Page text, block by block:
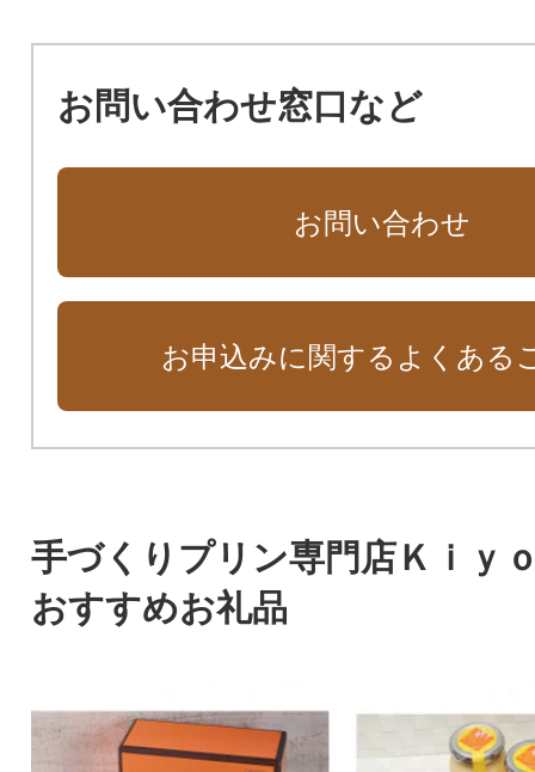
お問い合わせ窓口など
お問い合わせ
お申込みに関するよくある
手づくりプリン専門店Ｋｉｙ
おすすめお礼品